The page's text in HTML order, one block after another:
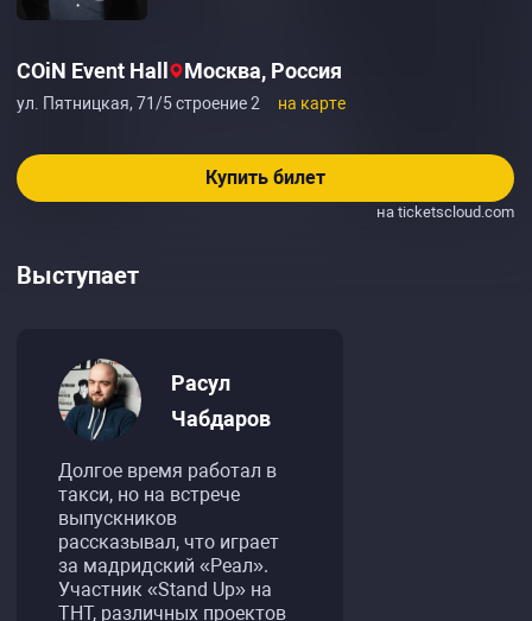
COiN Event Hall Москва, Россия
ул. Пятницкая, 71/5 строение 2 на карте
Купить билет
на ticketscloud.com
Выступает
Расул
Чабдаров
Долгое время работал в
такси, но на встрече
выпускников
рассказывал, что играет
за мадридский «Реал».
Участник «Stand Up» на
ТНТ, различных проектов